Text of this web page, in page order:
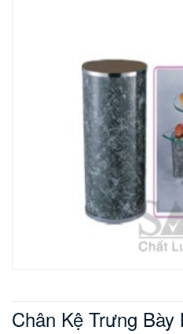
Chân Kệ Trưng Bày